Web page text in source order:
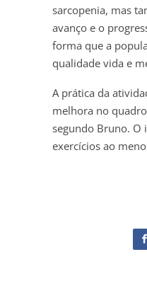
sarcopenia, mas
avanço e o
forma que a
qualidade vida e
A prática da
melhora no
segundo Bruno. O
exercícios ao